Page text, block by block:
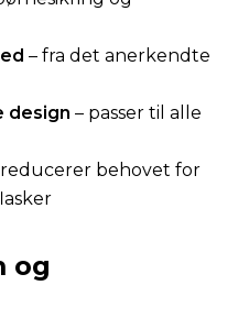
– fra det anerkendte
design – passer til alle
reducerer behovet for
og